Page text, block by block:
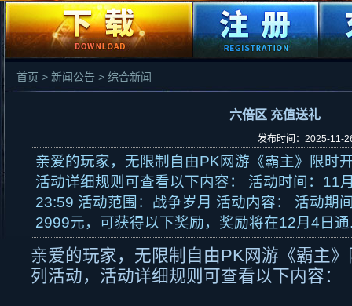
首页 > 新闻公告 > 综合新闻
六倍区 充值送礼
发布时间：2025-
亲爱的玩家，无限制自由PK网游《霸主》限时
活动详细规则可查看以下内容： 活动时间：11
23:59 活动范围：战争岁月 活动内容： 活动期
2999元，可获得以下奖励，奖励将在12月4日通
亲爱的玩家，无限制自由PK网游《霸主
列活动，活动详细规则可查看以下内容：